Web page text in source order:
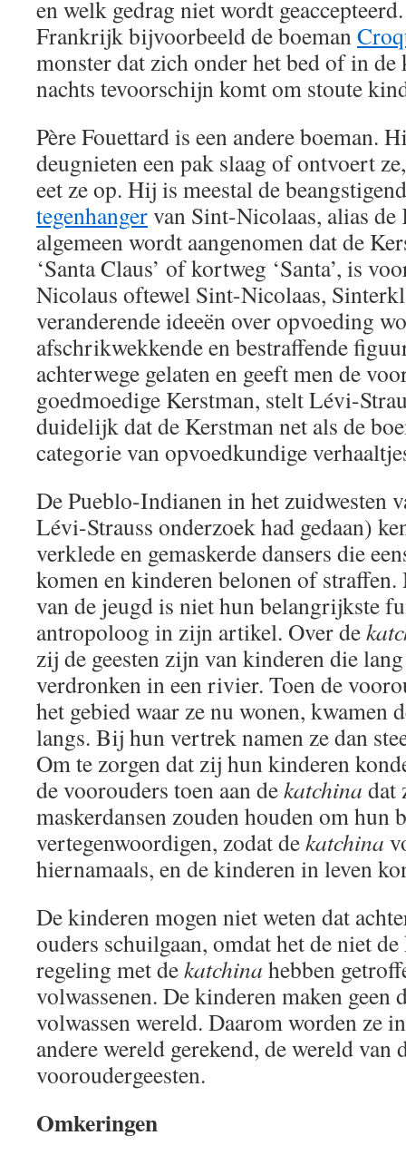
en welk gedrag niet wordt
Frankrijk bijvoorbeeld de boeman
monster dat zich onder het bed of in de
nachts tevoorschijn komt om stoute
Père Fouettard is een andere boeman.
deugnieten een pak slaag of ontvoert
eet ze op. Hij is meestal de
tegenhangervan Sint-Nicolaas, alias
algemeen wordt aangenomen dat de
‘Santa Claus’ of kortweg ‘Santa’, is
Nicolaus oftewel Sint-Nicolaas,
veranderende ideeën over opvoeding
afschrikwekkende en bestraffende
achterwege gelaten en geeft men de
goedmoedige Kerstman, stelt Lévi-
duidelijk dat de Kerstman net als de
categorie van opvoedkundige
De Pueblo-Indianen in het zuidwesten
Lévi-Strauss onderzoek had gedaan)
verklede en gemaskerde dansers die
komen en kinderen belonen of
van de jeugd is niet hun belangrijkste
antropoloog in zijn artikel. Over de
zij de geesten zijn van kinderen die
verdronken in een rivier. Toen de
het gebied waar ze nu wonen, kwamen
langs. Bij hun vertrek namen ze dan
Om te zorgen dat zij hun kinderen
de voorouders toen aan dekatchina dat
maskerdansen zouden houden om hun
vertegenwoordigen, zodat dekatchina
hiernamaals, en de kinderen in leven
De kinderen mogen niet weten dat
ouders schuilgaan, omdat het de niet
regeling met dekatchina hebben
volwassenen. De kinderen maken geen
volwassen wereld. Daarom worden ze
andere wereld gerekend, de wereld van
vooroudergeesten.
Omkeringen